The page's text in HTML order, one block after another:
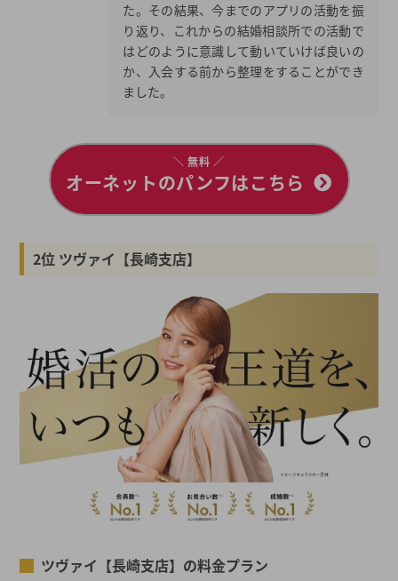
た。その結果、今までのアプリの活動を振
り返り、これからの結婚相談所での活動で
はどのように意識して動いていけば良いの
か、入会する前から整理をすることができ
ました。
＼ 無料 ／
オーネットのパンフはこちら
2位 ツヴァイ【長崎支店】
ツヴァイ【長崎支店】の料金プラン